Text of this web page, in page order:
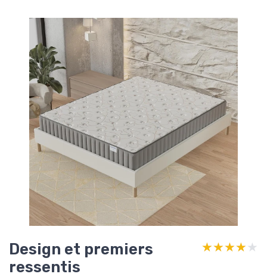
Design et premiers
ressentis
★★★★★
★★★★★